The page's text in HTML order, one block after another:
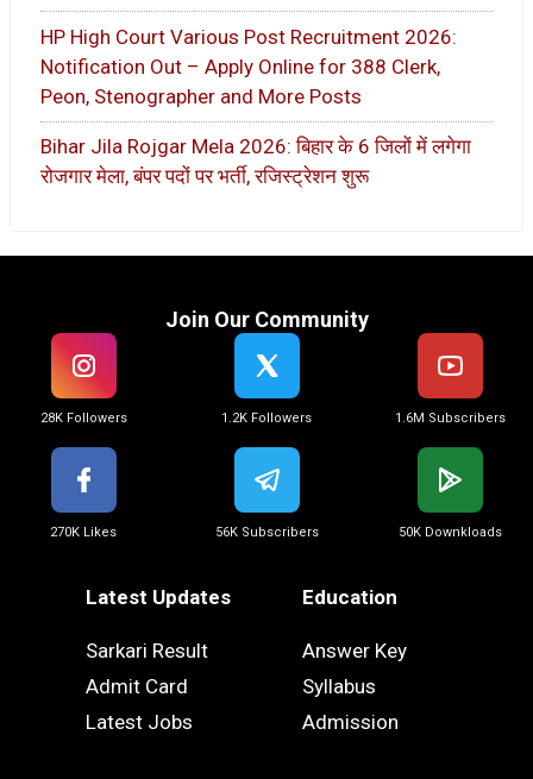
HP High Court Various Post Recruitment 2026:
Notification Out – Apply Online for 388 Clerk,
Peon, Stenographer and More Posts
Bihar Jila Rojgar Mela 2026: बिहार के 6 जिलों में लगेगा
रोजगार मेला, बंपर पदों पर भर्ती, रजिस्ट्रेशन शुरू
Join Our Community
28K Followers 1.2K Followers 1.6M Subscribers
270K Likes 56K Subscribers 50K Downkloads
Latest Updates
Sarkari Result
Admit Card
Latest Jobs
Education
Answer Key
Syllabus
Admission